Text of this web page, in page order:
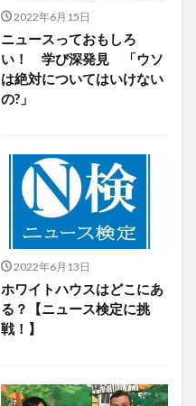
2022年6月15日
ニュースっておもしろ
い！ 学び深発見 「ウソ
は絶対についてはいけない
の?」
2022年6月13日
ホワイトハウスはどこにあ
る？【ニュース検定に挑
戦！】